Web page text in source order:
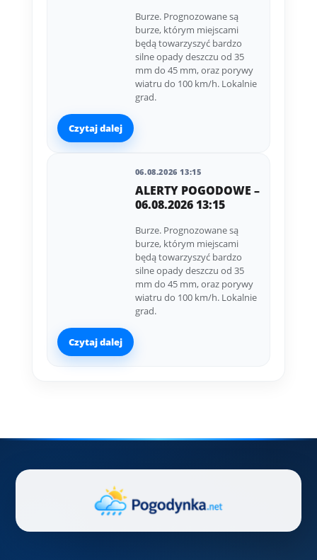
Burze. Prognozowane są
burze, którym miejscami
będą towarzyszyć bardzo
silne opady deszczu od 35
mm do 45 mm, oraz porywy
wiatru do 100 km/h. Lokalnie
grad.
Czytaj dalej
06.08.2026 13:15
ALERTY POGODOWE –
06.08.2026 13:15
Burze. Prognozowane są
burze, którym miejscami
będą towarzyszyć bardzo
silne opady deszczu od 35
mm do 45 mm, oraz porywy
wiatru do 100 km/h. Lokalnie
grad.
Czytaj dalej